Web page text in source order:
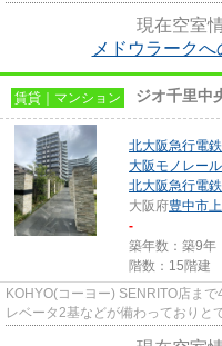
現在空室
メドウラーク
賃貸｜マンション ジオ千里中
北大阪急行電鉄
大阪モノレー
北大阪急行電鉄
大阪府豊中市
-
築年数：築9年
階数：15階建
KOHYO(コーヨー) SENRITO店ま
レベータ2基などが備わっておりと